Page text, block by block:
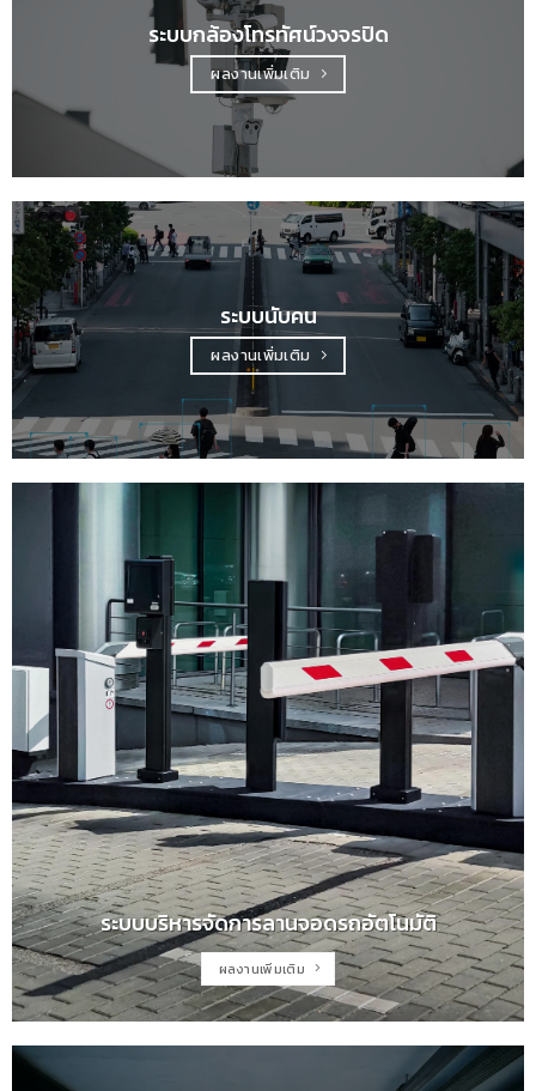
ระบบกล้องโทรทัศน์วงจรปิด
ผลงานเพิ่มเติม
ระบบนับคน
ผลงานเพิ่มเติม
ระบบบริหารจัดการลานจอดรถอัตโนมัติ
ผลงานเพิ่มเติม